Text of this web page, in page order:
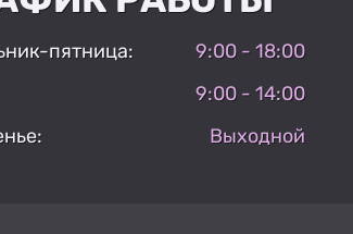
пятница:
9:00 - 18:00
9:00 - 14:00
Выходной